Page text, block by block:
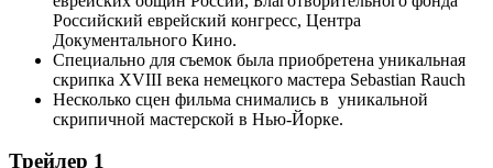
Российский еврейский конгресс, Центра
Документального Кино.
Специально для съемок была приобретена уникальная
скрипка XVIII века немецкого мастера Sebastian Rauch
Несколько сцен фильма снимались в уникальной
скрипичной мастерской в Нью-Йорке.
Трейлер 1